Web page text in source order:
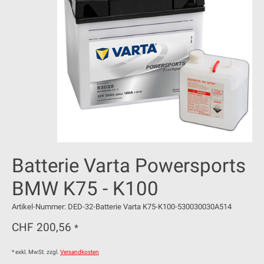
Batterie Varta Powersports
BMW K75 - K100
Artikel-Nummer: DED-32-Batterie Varta K75-K100-530030030A514
CHF 200,56 *
* exkl. MwSt. zzgl. Versandkosten